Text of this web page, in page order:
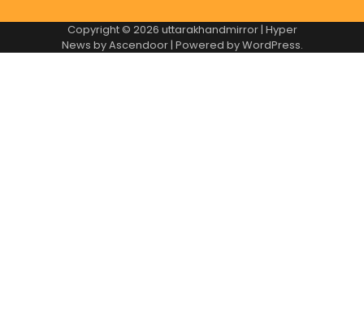
Copyright © 2026 uttarakhandmirror| Hyper
News byAscendoor| Powered byWordPress.